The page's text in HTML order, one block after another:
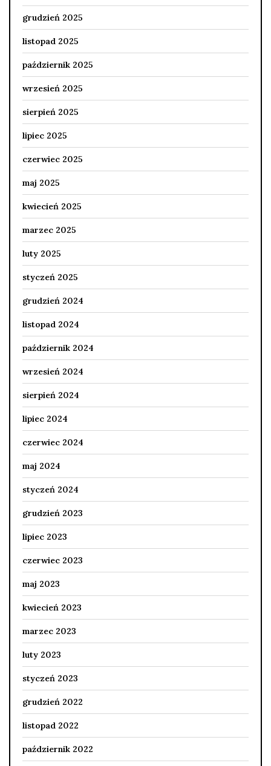
grudzień 2025
listopad 2025
październik 2025
wrzesień 2025
sierpień 2025
lipiec 2025
czerwiec 2025
maj 2025
kwiecień 2025
marzec 2025
luty 2025
styczeń 2025
grudzień 2024
listopad 2024
październik 2024
wrzesień 2024
sierpień 2024
lipiec 2024
czerwiec 2024
maj 2024
styczeń 2024
grudzień 2023
lipiec 2023
czerwiec 2023
maj 2023
kwiecień 2023
marzec 2023
luty 2023
styczeń 2023
grudzień 2022
listopad 2022
październik 2022